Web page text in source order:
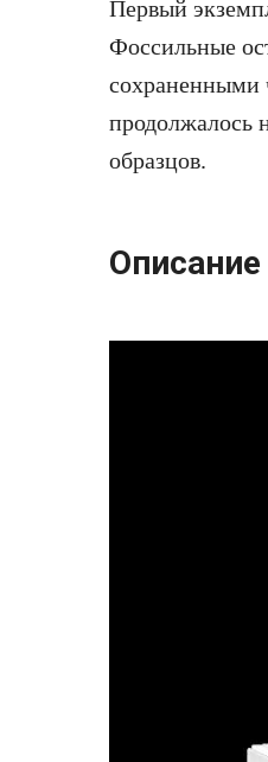
Первый
Фоссильные
сохраненными
продолжалось
образцов.